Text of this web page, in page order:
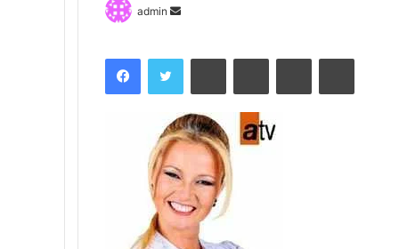
admin
Bir
FacebookTwitter PinterestMessengerMessenger
Print